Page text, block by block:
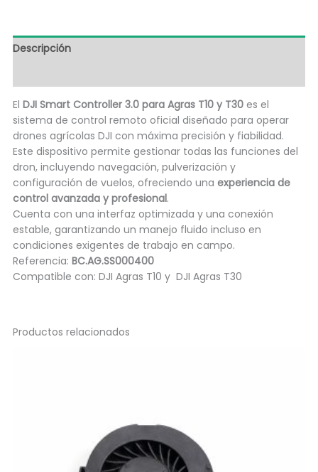
Descripción
El DJI Smart Controller 3.0 para Agras T10 y T30es el
sistema de control remoto oficial diseñado para operar
drones agrícolas DJI con máxima precisión y fiabilidad.
Este dispositivo permite gestionar todas las funciones del
dron, incluyendo navegación, pulverización y
configuración de vuelos, ofreciendo una experiencia de
control avanzada y profesional.
Cuenta con una interfaz optimizada y una conexión
estable, garantizando un manejo fluido incluso en
condiciones exigentes de trabajo en campo.
Referencia: BC.AG.SS000400
Compatible con: DJI Agras T10 y DJI Agras T30
Productos relacionados